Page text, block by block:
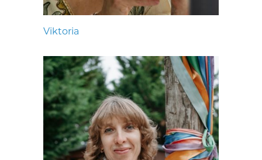
Viktoria